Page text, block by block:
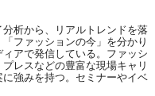
析から、リアルトレンドを落
ファッションの今」を分かり
アで発信している。ファッシ
レスなどの豊富な現場キャリ
強みを持つ。セミナーやイベ